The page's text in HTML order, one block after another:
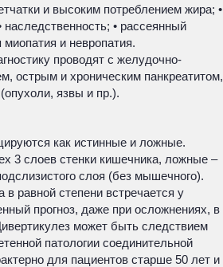
и высоким потреблением жира; •
наследственность; • рассеянный
и невропатия.
проводят с желудочно-
острым и хроническим панкреатитом,
язвы и пр.).
как истинные и ложные.
3 слоев стенки кишечника, ложные –
слоя (без мышечного).
в равной степени встречается у
прогноз, даже при осложнениях, в
может быть следствием
патологии соединительной
для пациентов старше 50 лет и